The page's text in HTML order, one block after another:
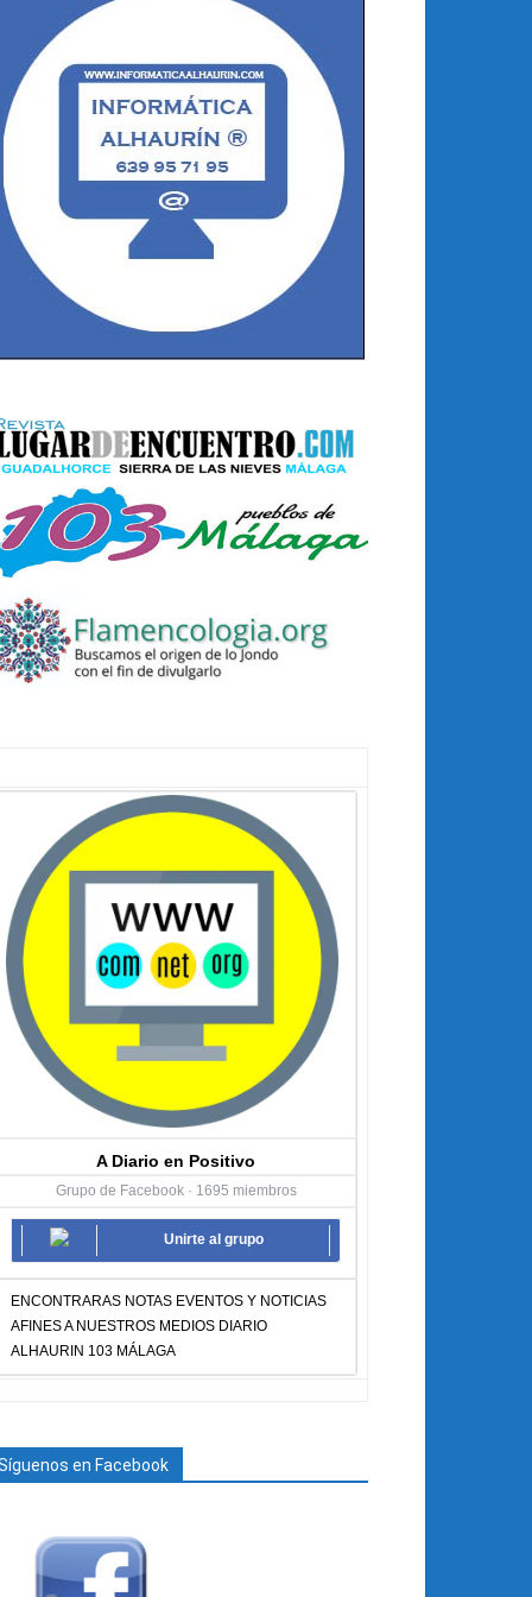
A Diario en Positivo
Grupo de Facebook · 1695 miembros
Unirte al grupo
ENCONTRARAS NOTAS EVENTOS Y NOTICIAS
AFINES A NUESTROS MEDIOS DIARIO
ALHAURIN 103 MÁLAGA
en Facebook